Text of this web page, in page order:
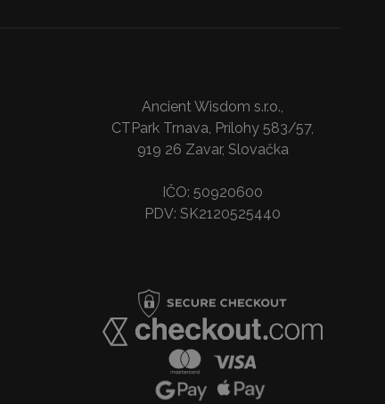
Ancient Wisdom s.r.o.,
CTPark Trnava, Prílohy 583/57,
919 26 Zavar, Slovačka
IČO: 50920600
PDV: SK2120525440